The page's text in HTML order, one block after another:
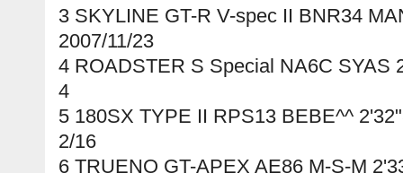
3 SKYLINE GT-R V-spec II BNR34
2007/11/23
4 ROADSTER S Special NA6C SYAS
4
5 180SX TYPE II RPS13 BEBE^^
2/16
6 TRUENO GT-APEX AE86 M-S-M